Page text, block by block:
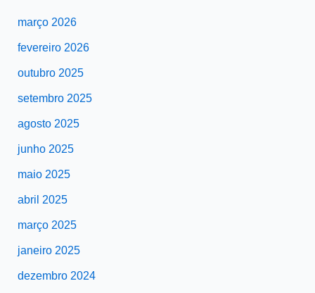
março 2026
fevereiro 2026
outubro 2025
setembro 2025
agosto 2025
junho 2025
maio 2025
abril 2025
março 2025
janeiro 2025
dezembro 2024